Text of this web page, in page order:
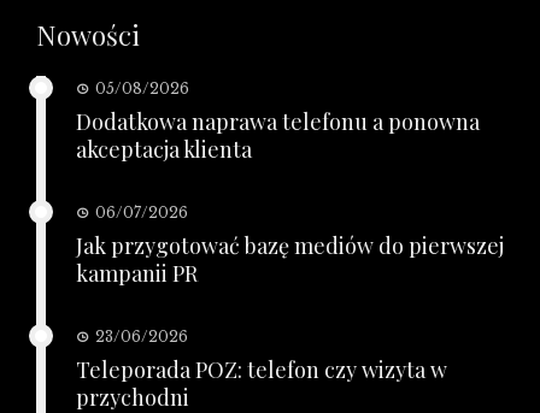
Nowości
05/08/2026
Dodatkowa naprawa telefonu a ponowna
akceptacja klienta
06/07/2026
Jak przygotować bazę mediów do pierwszej
kampanii PR
23/06/2026
Teleporada POZ: telefon czy wizyta w
przychodni